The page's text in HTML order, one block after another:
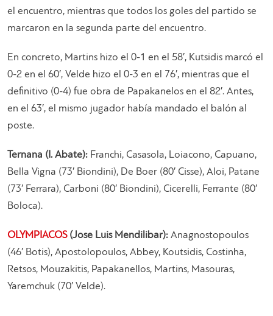
el encuentro, mientras que todos los goles del partido se
marcaron en la segunda parte del encuentro.
En concreto, Martins hizo el 0-1 en el 58′, Kutsidis marcó el
0-2 en el 60′, Velde hizo el 0-3 en el 76′, mientras que el
definitivo (0-4) fue obra de Papakanelos en el 82′. Antes,
en el 63′, el mismo jugador había mandado el balón al
poste.
Ternana (I. Abate): Franchi, Casasola, Loiacono, Capuano,
Bella Vigna (73′ Biondini), De Boer (80′ Cisse), Aloi, Patane
(73′ Ferrara), Carboni (80′ Biondini), Cicerelli, Ferrante (80′
Boloca).
OLYMPIACOS(Jose Luis Mendilibar): Anagnostopoulos
(46′ Botis), Apostolopoulos, Abbey, Koutsidis, Costinha,
Retsos, Mouzakitis, Papakanellos, Martins, Masouras,
Yaremchuk (70′ Velde).